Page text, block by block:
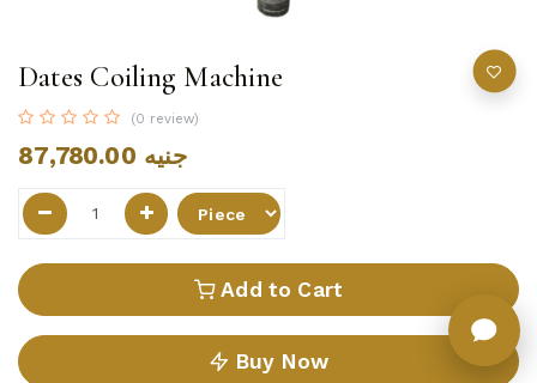
Dates Coiling Machine
(0 review)
87,780.00 جنيه
Add to Cart
Buy Now